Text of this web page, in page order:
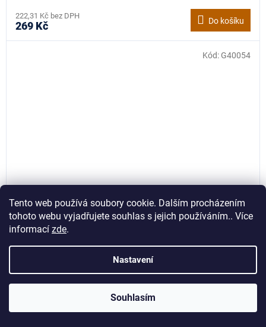
Tento web používá soubory cookie. Dalším procházením
tohoto webu vyjadřujete souhlas s jejich používáním.. Více
informací zde.
Nastavení
Souhlasím
222,31 Kč bez DPH
269 Kč Do košíku
1/2“, Geko G40054
Skladem(>5 ks)
Do košíku
Kód: G40054